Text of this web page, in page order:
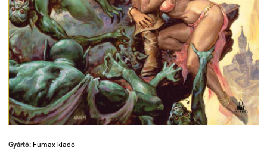
Gyártó: Fumax kiadó